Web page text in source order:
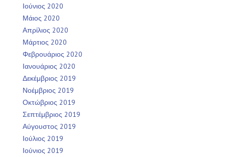
Ιούνιος 2020
Μάιος 2020
Απρίλιος 2020
Μάρτιος 2020
Φεβρουάριος 2020
Ιανουάριος 2020
Δεκέμβριος 2019
Νοέμβριος 2019
Οκτώβριος 2019
Σεπτέμβριος 2019
Αύγουστος 2019
Ιούλιος 2019
Ιούνιος 2019